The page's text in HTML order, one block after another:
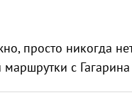
просто никогда
с